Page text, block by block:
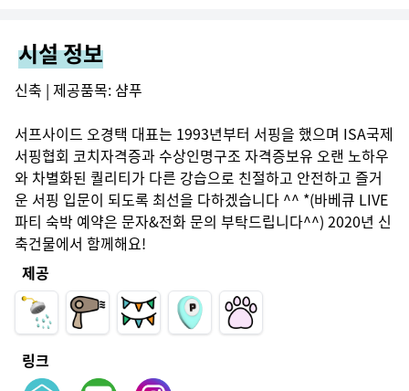
시설 정보
신축 | 제공품목: 샴푸
서프사이드 오경택 대표는 1993년부터 서핑을 했으며 ISA국제
서핑협회 코치자격증과 수상인명구조 자격증보유 오랜 노하우
와 차별화된 퀄리티가 다른 강습으로 친절하고 안전하고 즐거
운 서핑 입문이 되도록 최선을 다하겠습니다 ^^ *(바베큐 LIVE
파티 숙박 예약은 문자&전화 문의 부탁드립니다^^) 2020년 신
축건물에서 함께해요!
제공
링크